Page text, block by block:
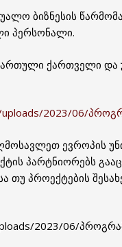
ბიზნესის
პერსონალი.
ჩართული ქართველი
2023/06/
ევროპის
პარტნიორებს
თუ პროექტების
2023/06/